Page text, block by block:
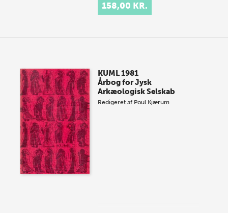
158,00 KR.
KUML 1981
Årbog for Jysk
Arkæologisk Selskab
Redigeret af Poul Kjærum